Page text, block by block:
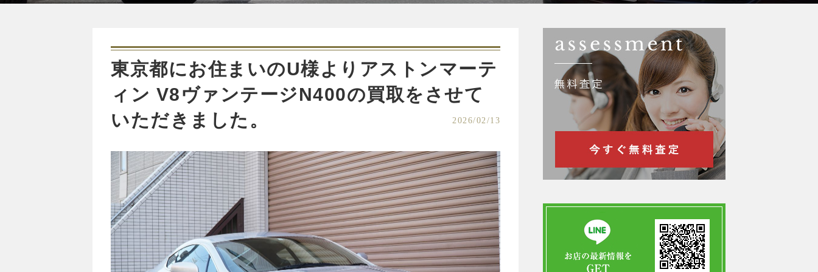
東京都にお住まいのU様よりアストンマーテ
ィン V8ヴァンテージN400の買取をさせて
いただきました。
2026/02/13